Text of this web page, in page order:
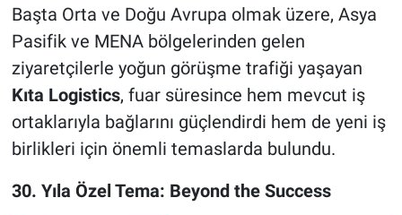
Başta Orta ve Doğu Avrupa olmak üzere, Asya
Pasifik ve MENA bölgelerinden gelen
ziyaretçilerle yoğun görüşme trafiği yaşayan
Kıta Logistics, fuar süresince hem mevcut iş
ortaklarıyla bağlarını güçlendirdi hem de yeni iş
birlikleri için önemli temaslarda bulundu.
30. Yıla Özel Tema: Beyond the Success